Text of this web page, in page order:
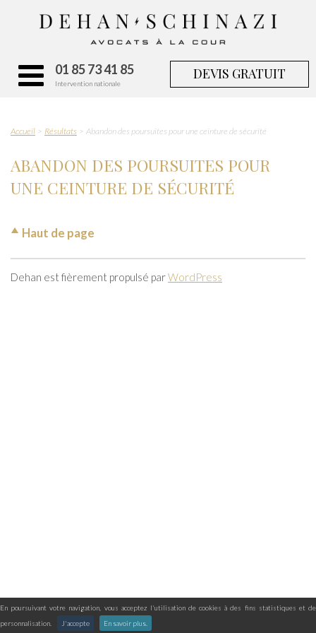
En poursuivant votre navigation, vous acceptez l'utilisation de cookies à des fins statistiques et de
personnalisation.
J'accepte En savoir plus.
01 85 73 41 85
Intervention nationale
DEVIS GRATUIT
Accueil Résultats Abandon des poursuites pour une ceinture de sécurité
ABANDON DES POURSUITES POUR
UNE CEINTURE DE SÉCURITÉ
Haut de page
Dehan est fièrement propulsé parWordPress